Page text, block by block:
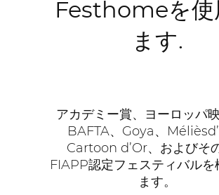
Festhomeを使
ます.
アカデミー賞、ヨーロッパ映
BAFTA、Goya、
Cartoon d’Or、およびそ
FIAPP認定フェスティバルを
ます。